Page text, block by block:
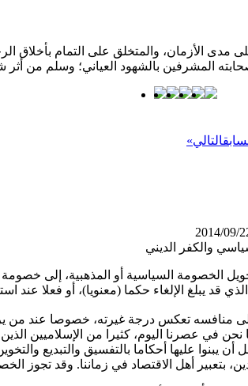
الأزمان، والمتخلق على التمام بأخلاق
«التالي
2014/09/
والكفر الديني
في عصرنا اليوم، كثيرا من الإسلاميين
عليها أحكاما بالتفسيق والتبديع